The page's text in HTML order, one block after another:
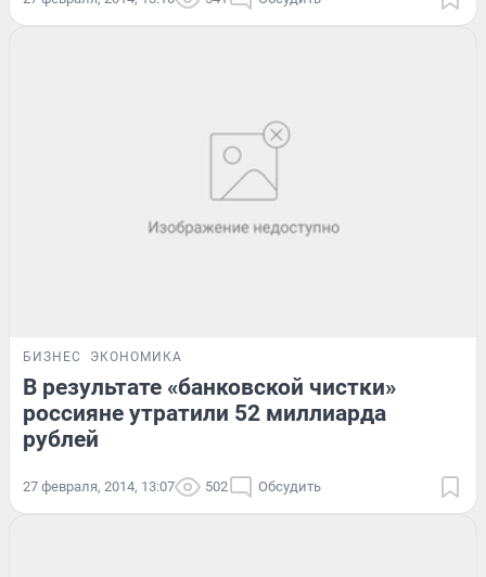
БИЗНЕС ЭКОНОМИКА
В результате «банковской чистки»
россияне утратили 52 миллиарда
рублей
27 февраля, 2014, 13:07 502 Обсудить